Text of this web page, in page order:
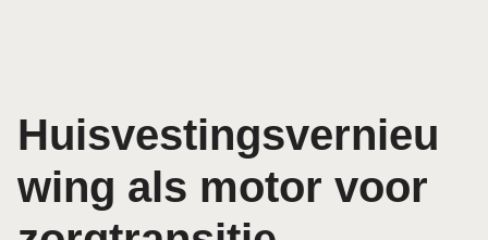
Huisvestingsvernieu
wing als motor voor